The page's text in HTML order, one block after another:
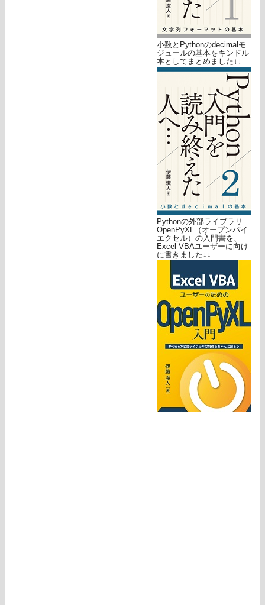
小数とPythonのdecimalモ
ジュールの基本をキンドル
本としてまとめました↓↓
Pythonの外部ライブラリ
OpenPyXL（オープンパイ
エクセル）の入門書を、
Excel VBAユーザーに向け
に書きました↓↓